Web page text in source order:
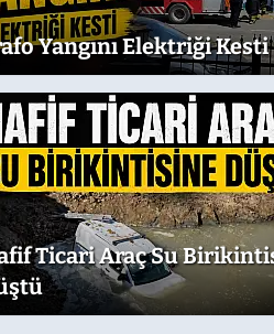
Yangını Elektriği Kesti
Ticari Araç Su